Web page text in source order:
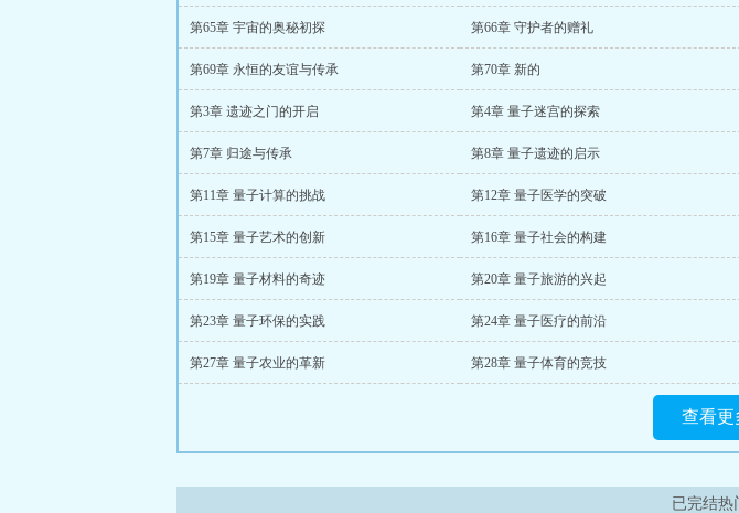
第65章 宇宙的奥秘初探 第66章 守护者的赠礼
第69章 永恒的友谊与传承 第70章 新的
第3章 遗迹之门的开启 第4章 量子迷宫的探索
第7章 归途与传承 第8章 量子遗迹的启示
第11章 量子计算的挑战 第12章 量子医学的突破
第15章 量子艺术的创新 第16章 量子社会的构建
第19章 量子材料的奇迹 第20章 量子旅游的兴起
第23章 量子环保的实践 第24章 量子医疗的前沿
第27章 量子农业的革新 第28章 量子体育的竞技
查看更
已完结热